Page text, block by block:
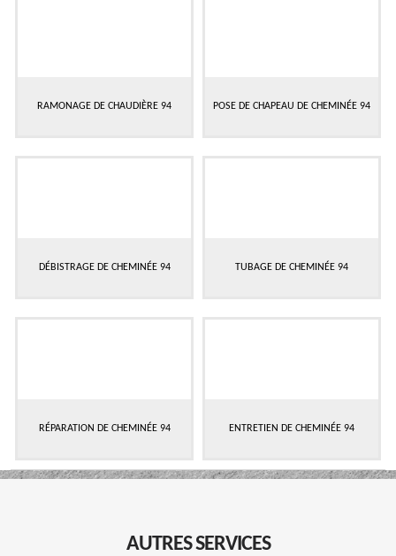
RAMONAGE DE CHAUDIÈRE 94 POSE DE CHAPEAU DE CHEMINÉE 94
DÉBISTRAGE DE CHEMINÉE 94 TUBAGE DE CHEMINÉE 94
RÉPARATION DE CHEMINÉE 94 ENTRETIEN DE CHEMINÉE 94
AUTRES SERVICES